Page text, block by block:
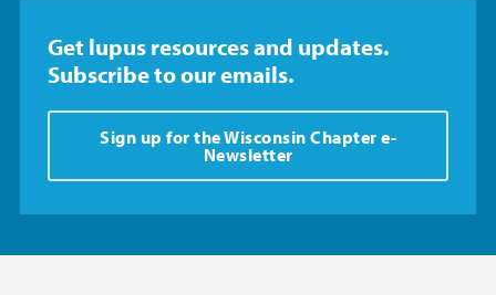
Get lupus resources and updates.
Subscribe to our emails.
Sign up for the Wisconsin Chapter e-
Newsletter